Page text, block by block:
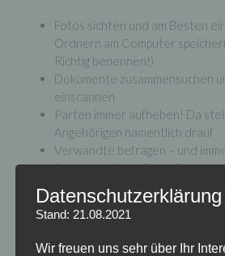
Fotos sichten und am Besten
Ordnern am Computer
Richtig benennen!)
Dokumente zusammensuchen
einscannen
Parten immer aufheben! Da
Angehörigen namentlich drauf
Verwandte befragen – und
(man kann sich später nicht
auch des Öfteren recht
Datenschutzerklärung
Stand: 21.08.2021
Wir freuen uns sehr über Ihr